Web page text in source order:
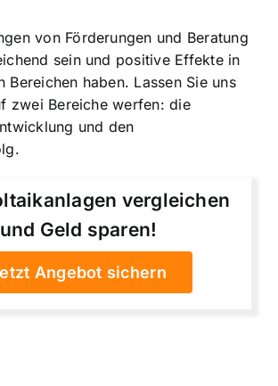
von Förderungen und Beratung
sein und positive Effekte in
Bereichen haben. Lassen Sie uns
zwei Bereiche werfen: die
und den
vergleichen
und Geld sparen!
Angebot sichern